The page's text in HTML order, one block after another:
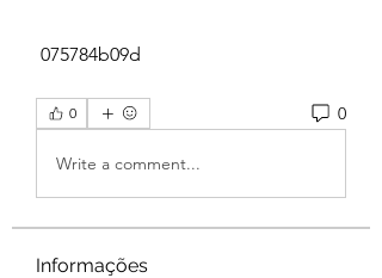
075784b09d
0 0
Write a comment...
Informações